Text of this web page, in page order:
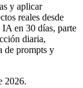
y aplicar
reales desde
en 30 días, parte
diaria,
de prompts y
2026.